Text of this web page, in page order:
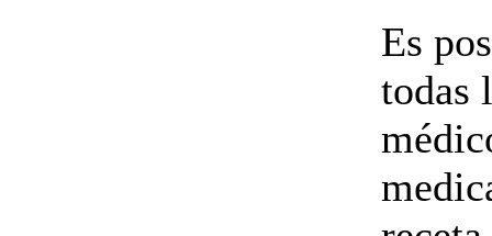
Es
todas